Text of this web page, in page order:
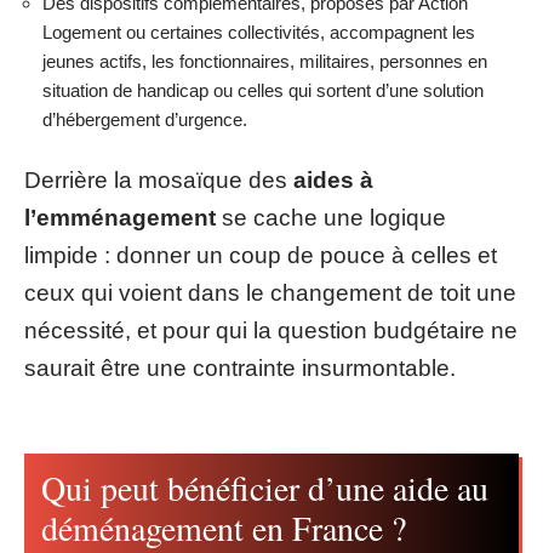
Logement ou certaines collectivités, accompagnent les
jeunes actifs, les fonctionnaires, militaires, personnes en
situation de handicap ou celles qui sortent d’une solution
d’hébergement d’urgence.
Derrière la mosaïque des aides à
l’emménagement se cache une logique
limpide : donner un coup de pouce à celles et
ceux qui voient dans le changement de toit une
nécessité, et pour qui la question budgétaire ne
saurait être une contrainte insurmontable.
Qui peut bénéficier d’une aide au
déménagement en France ?